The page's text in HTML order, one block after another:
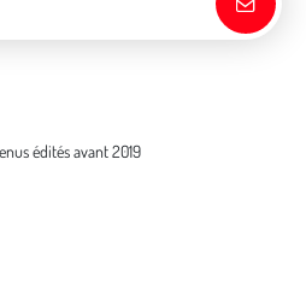
édités avant 2019